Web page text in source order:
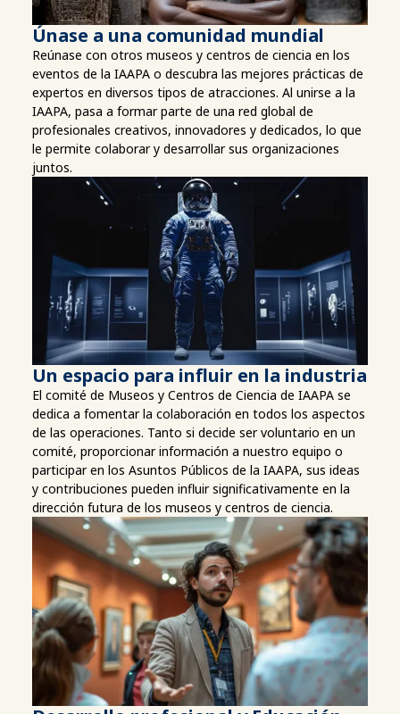
Únase a una comunidad mundial
Reúnase con otros museos y centros de ciencia en los
eventos de la IAAPA o descubra las mejores prácticas de
expertos en diversos tipos de atracciones. Al unirse a la
IAAPA, pasa a formar parte de una red global de
profesionales creativos, innovadores y dedicados, lo que
le permite colaborar y desarrollar sus organizaciones
juntos.
Un espacio para influir en la industria
El comité de Museos y Centros de Ciencia de IAAPA se
dedica a fomentar la colaboración en todos los aspectos
de las operaciones. Tanto si decide ser voluntario en un
comité, proporcionar información a nuestro equipo o
participar en los Asuntos Públicos de la IAAPA, sus ideas
y contribuciones pueden influir significativamente en la
dirección futura de los museos y centros de ciencia.